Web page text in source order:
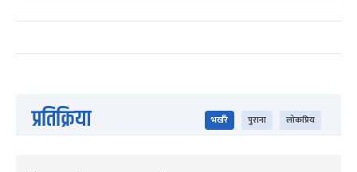
प्रतिक्रिया भर्खरै पुराना लोकप्रिय